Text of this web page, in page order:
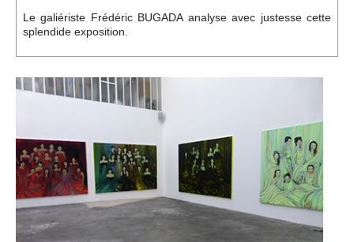
Le galiériste Frédéric BUGADA analyse avec justesse cette
splendide exposition.